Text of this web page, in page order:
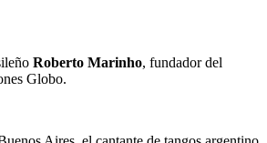
Roberto Marinho, fundador del
Globo.